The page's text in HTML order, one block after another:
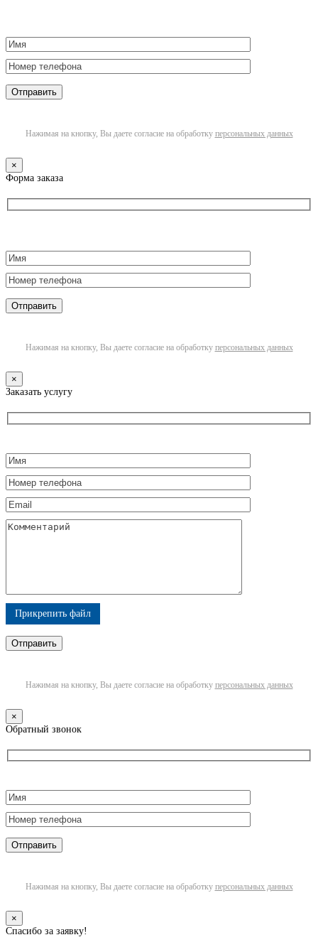
Нажимая на кнопку, Вы даете согласие на обработку персональных данных
×
Форма заказа
Нажимая на кнопку, Вы даете согласие на обработку персональных данных
×
Заказать услугу
Прикрепить файл
Нажимая на кнопку, Вы даете согласие на обработку персональных данных
×
Обратный звонок
Нажимая на кнопку, Вы даете согласие на обработку персональных данных
×
Спасибо за заявку!